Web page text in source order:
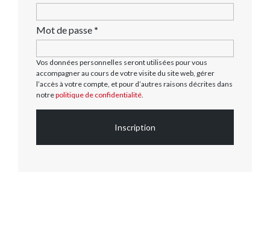
Mot de passe *
Vos données personnelles seront utilisées pour vous
accompagner au cours de votre visite du site web, gérer
l’accès à votre compte, et pour d’autres raisons décrites dans
notrepolitique de confidentialité.
Inscription